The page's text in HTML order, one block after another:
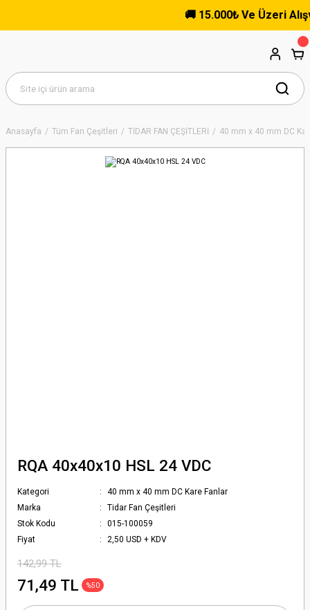
🚚 15.000₺ Ve Üzeri
Anasayfa Tüm Fan Çeşitleri TİDAR FAN ÇEŞİTLERİ 40 mm x 40 mm DC
RQA 40x40x10 HSL 24 VDC
Kategori
40 mm x 40 mm DC Kare Fanlar
Marka
Tidar Fan Çeşitleri
Stok Kodu
015-100059
Fiyat
2,50 USD + KDV
142,99 TL
71,49 TL %50